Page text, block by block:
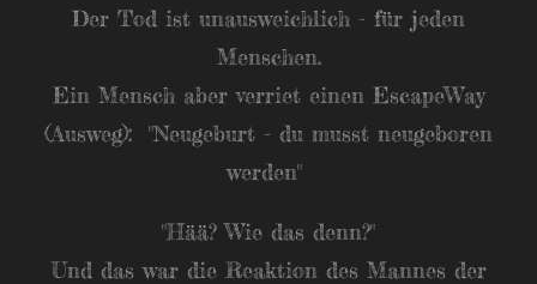
Der Tod ist unausweichlich - für jeden
Menschen.
Ein Mensch aber verriet einen EscapeWay
(Ausweg): "Neugeburt - du musst neugeboren
werden"
"Hää? Wie das denn?"
Und das war die Reaktion des Mannes der